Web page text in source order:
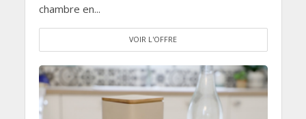
chambre en...
VOIR L'OFFRE